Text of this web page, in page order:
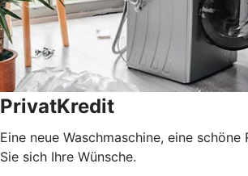
PrivatKredit
Eine neue Waschmaschine, eine
Sie sich Ihre Wünsche.